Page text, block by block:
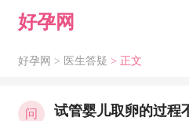
好孕网
好孕网 > 医生答疑 > 正文
问 试管婴儿取卵的过程